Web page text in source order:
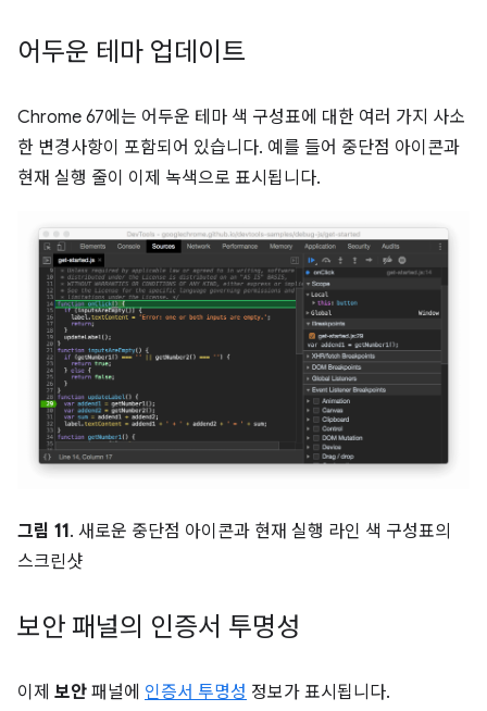
어두운 테마 업데이트
Chrome 67에는 어두운 테마 색 구성표에 대한 여러 가지 사소
한 변경사항이 포함되어 있습니다. 예를 들어 중단점 아이콘과
현재 실행 줄이 이제 녹색으로 표시됩니다.
그림 11. 새로운 중단점 아이콘과 현재 실행 라인 색 구성표의
스크린샷
보안 패널의 인증서 투명성
이제 보안 패널에 인증서 투명성 정보가 표시됩니다.